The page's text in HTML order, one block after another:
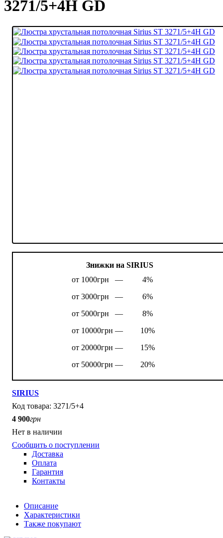
3271/5+4Н GD
Знижки на SIRIUS
от 1000грн —
4%
от 3000грн —
6%
от 5000грн —
8%
от 10000грн —
10%
от 20000грн —
15%
от 50000грн —
20%
SIRIUS
3271/5+4
4 900грн
Нет в наличии
Сообщить о поступлении
Доставка
Оплата
Гарантия
Контакты
Описание
Характеристики
Также покупают